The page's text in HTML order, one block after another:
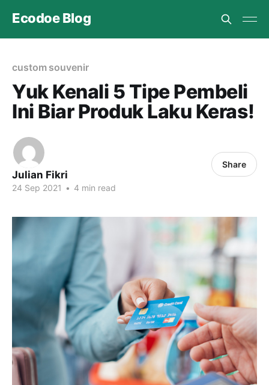
Ecodoe Blog
custom souvenir
Yuk Kenali 5 Tipe Pembeli
Ini Biar Produk Laku Keras!
Julian Fikri
24 Sep 2021 • 4 min read
Share